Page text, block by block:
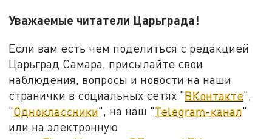
Уважаемые читатели Царьграда!
Если вам есть чем поделиться с редакцией
Царьград Самара, присылайте свои
наблюдения, вопросы и новости на наши
странички в социальных сетях "ВКонтакте",
"Одноклассники", на наш "Telegram-канал"
или на электронную